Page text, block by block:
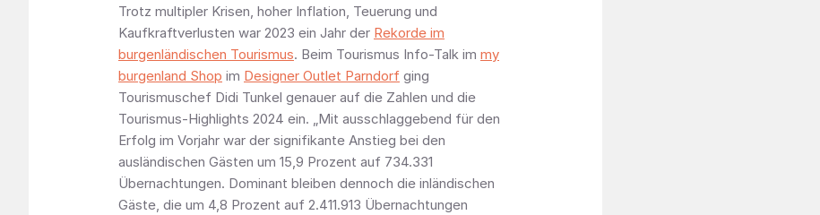
Trotz multipler Krisen, hoher Inflation, Teuerung und
Kaufkraftverlusten war 2023 ein Jahr der Rekorde im
burgenländischen Tourismus. Beim Tourismus Info-Talk im my
burgenland Shop im Designer Outlet Parndorf ging
Tourismuschef Didi Tunkel genauer auf die Zahlen und die
Tourismus-Highlights 2024 ein. „Mit ausschlaggebend für den
Erfolg im Vorjahr war der signifikante Anstieg bei den
ausländischen Gästen um 15,9 Prozent auf 734.331
Übernachtungen. Dominant bleiben dennoch die inländischen
Gäste, die um 4,8 Prozent auf 2.411.913 Übernachtungen